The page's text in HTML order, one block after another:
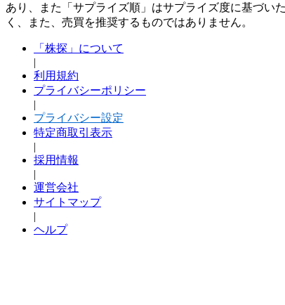
あり、また「サプライズ順」はサプライズ度に基づい
く、また、売買を推奨するものではありません。
「株探」について
|
利用規約
プライバシーポリシー
|
プライバシー設定
特定商取引表示
|
採用情報
|
運営会社
サイトマップ
|
ヘルプ